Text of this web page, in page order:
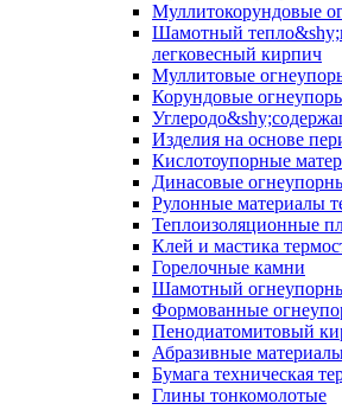
Муллито­корундовые
Шамотный
легковесный кирпич
Муллитовые
Корундовые
Изделия на основе
Кислотоупорные
Динасовые
Рулонные материалы
Тепло­изоляционные
Клей и мастика
Горелочные камни
Шамотный
Формованные
Пенодиатомитовый
Абразивные
Бумага техническая
Глины тонкомолотые